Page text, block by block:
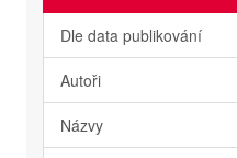
Dle data publikování
Autoři
Názvy